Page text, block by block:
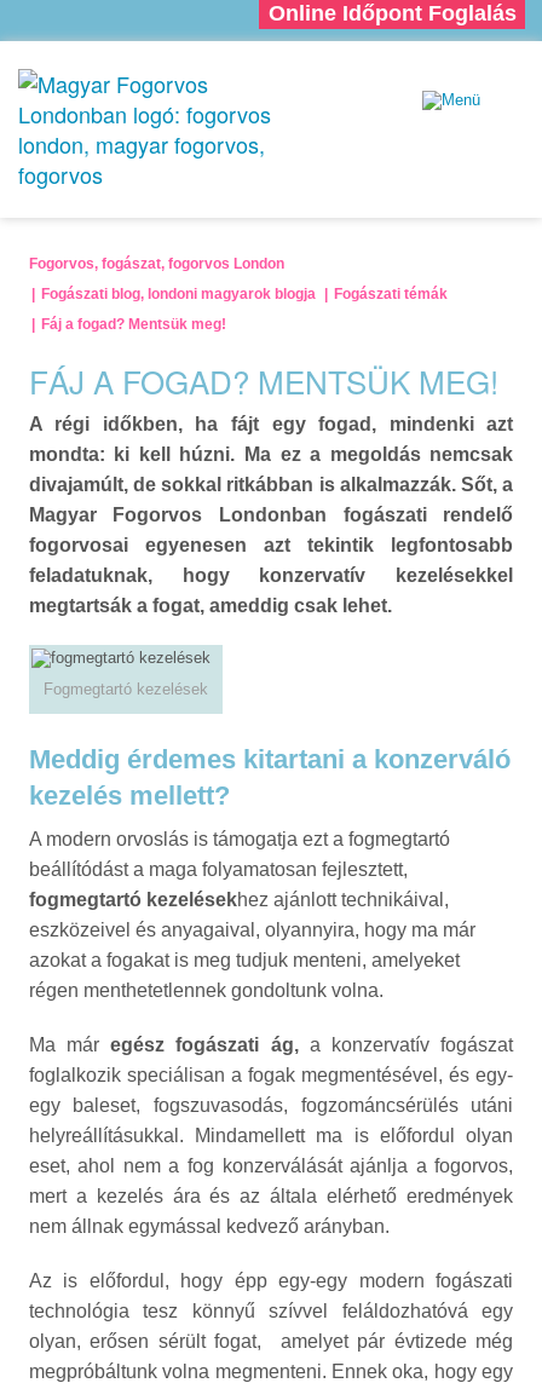
Online Időpont Foglalás
Fogorvos, fogászat, fogorvos London
Fogászati blog, londoni magyarok blogja
Fogászati témák
Fáj a fogad? Mentsük meg!
FÁJ A FOGAD? MENTSÜK MEG!
A régi időkben, ha fájt egy fogad, mindenki azt
mondta: ki kell húzni. Ma ez a megoldás nemcsak
divajamúlt, de sokkal ritkábban is alkalmazzák. Sőt, a
Magyar Fogorvos Londonban fogászati rendelő
fogorvosai egyenesen azt tekintik legfontosabb
feladatuknak, hogy konzervatív kezelésekkel
megtartsák a fogat, ameddig csak lehet.
Fogmegtartó kezelések
Meddig érdemes kitartani a konzerváló
kezelés mellett?
A modern orvoslás is támogatja ezt a fogmegtartó
beállítódást a maga folyamatosan fejlesztett,
fogmegtartó kezelésekhez ajánlott technikáival,
eszközeivel és anyagaival, olyannyira, hogy ma már
azokat a fogakat is meg tudjuk menteni, amelyeket
régen menthetetlennek gondoltunk volna.
Ma máregész fogászati ág,a konzervatív fogászat
foglalkozik speciálisan a fogak megmentésével, és egy-
egy baleset, fogszuvasodás, fogzománcsérülés utáni
helyreállításukkal. Mindamellett ma is előfordul olyan
eset, ahol nem a fog konzerválását ajánlja a fogorvos,
mert a kezelés ára és az általa elérhető eredmények
nem állnak egymással kedvező arányban.
Az is előfordul, hogy épp egy-egy modern fogászati
technológia tesz könnyű szívvel feláldozhatóvá egy
olyan, erősen sérült fogat, amelyet pár évtizede még
megpróbáltunk volna megmenteni. Ennek oka, hogy egy